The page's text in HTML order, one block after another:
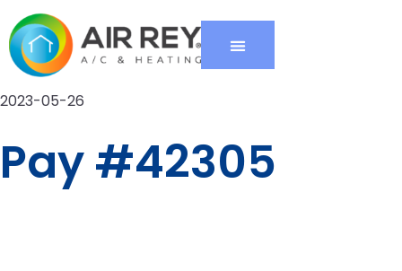
2023-05-26
Pay #42305